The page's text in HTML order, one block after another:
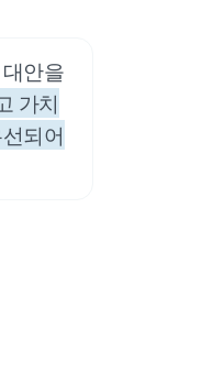
안을
가치
되어